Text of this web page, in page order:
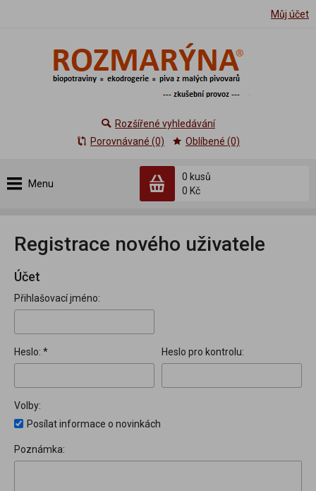
Můj účet
Menu
0 kusů
0 Kč
Rozšířené vyhledávání
Porovnávané (0)
Oblíbené (0)
Registrace nového uživatele
Účet
Přihlašovací jméno:
Heslo: * Heslo pro kontrolu:
Volby:
Posílat informace o novinkách
Poznámka: